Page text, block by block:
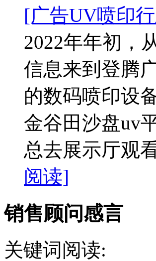
[广告UV喷印
2022年年初，
信息来到登腾
的数码喷印设
金谷田沙盘uv
总去展示厅观
阅读]
销售顾问感言
关键词阅读: